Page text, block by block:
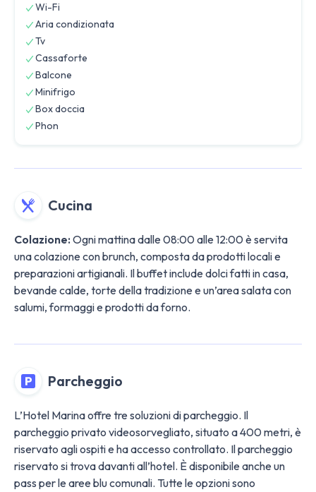
Wi-Fi
Aria condizionata
Tv
Cassaforte
Balcone
Minifrigo
Box doccia
Phon
Cucina
Colazione: Ogni mattina dalle 08:00 alle 12:00 è servita
una colazione con brunch, composta da prodotti locali e
preparazioni artigianali. Il buffet include dolci fatti in casa,
bevande calde, torte della tradizione e un’area salata con
salumi, formaggi e prodotti da forno.
Parcheggio
L’Hotel Marina offre tre soluzioni di parcheggio. Il
parcheggio privato videosorvegliato, situato a 400 metri, è
riservato agli ospiti e ha accesso controllato. Il parcheggio
riservato si trova davanti all’hotel. È disponibile anche un
pass per le aree blu comunali. Tutte le opzioni sono